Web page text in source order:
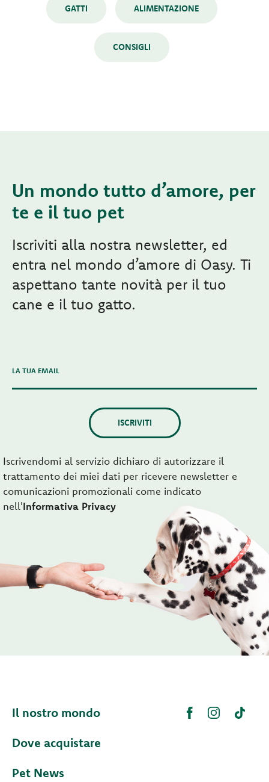
GATTI ALIMENTAZIONE
CONSIGLI
Un mondo tutto d’amore, per
te e il tuo pet
Iscriviti alla nostra newsletter, ed
entra nel mondo d’amore di Oasy. Ti
aspettano tante novità per il tuo
cane e il tuo gatto.
LA TUA EMAIL
ISCRIVITI
Iscrivendomi al servizio dichiaro di autorizzare il
trattamento dei miei dati per ricevere newsletter e
comunicazioni promozionali come indicato
nell'Informativa Privacy
Il nostro mondo
Dove acquistare
Pet News